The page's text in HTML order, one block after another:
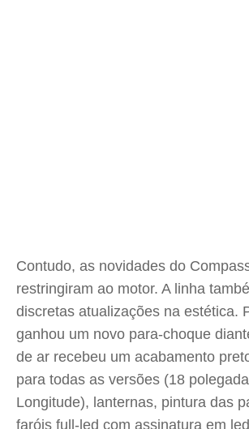
Contudo, as novidades do
restringiram ao motor. A linha
discretas atualizações na estética.
ganhou um novo para-choque
de ar recebeu um acabamento
para todas as versões (18
Longitude), lanternas, pintura das
faróis full-led com assinatura em